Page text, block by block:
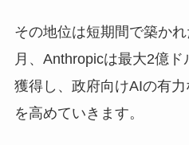
その地位は短期間で築か
月、Anthropicは最大2億
獲得し、政府向けAIの有
を高めていきます。